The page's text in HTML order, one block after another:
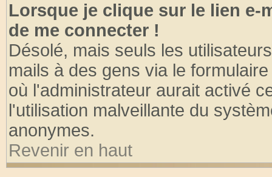
Lorsque je clique sur le lien e-
de me connecter !
Désolé, mais seuls les
mails à des gens via le
où l'administrateur aurait activé
l'utilisation malveillante du
anonymes.
Revenir en haut